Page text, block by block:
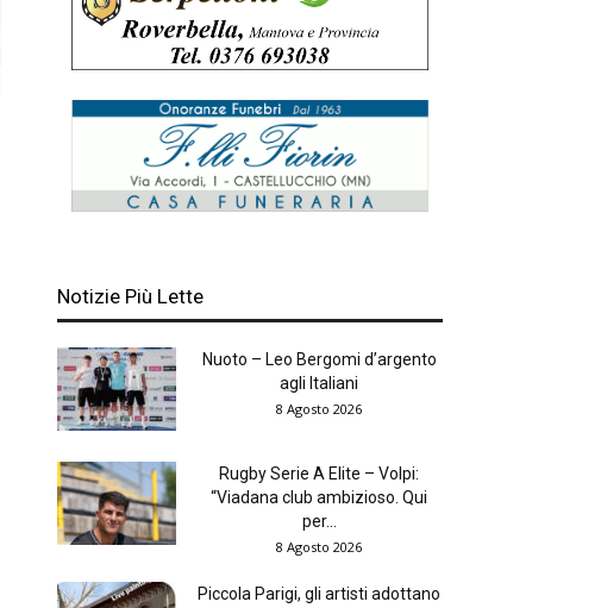
Notizie Più Lette
Nuoto – Leo Bergomi d’argento
agli Italiani
8 Agosto 2026
Rugby Serie A Elite – Volpi:
“Viadana club ambizioso. Qui
per...
8 Agosto 2026
Piccola Parigi, gli artisti adottano